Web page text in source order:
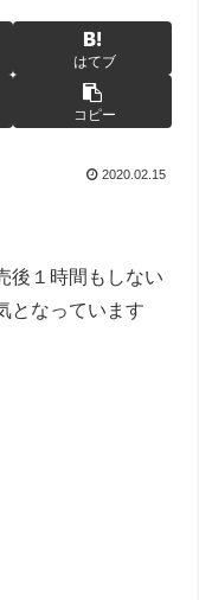
はてブ
コピー
2020.02.15
後１時間もしない
となっています